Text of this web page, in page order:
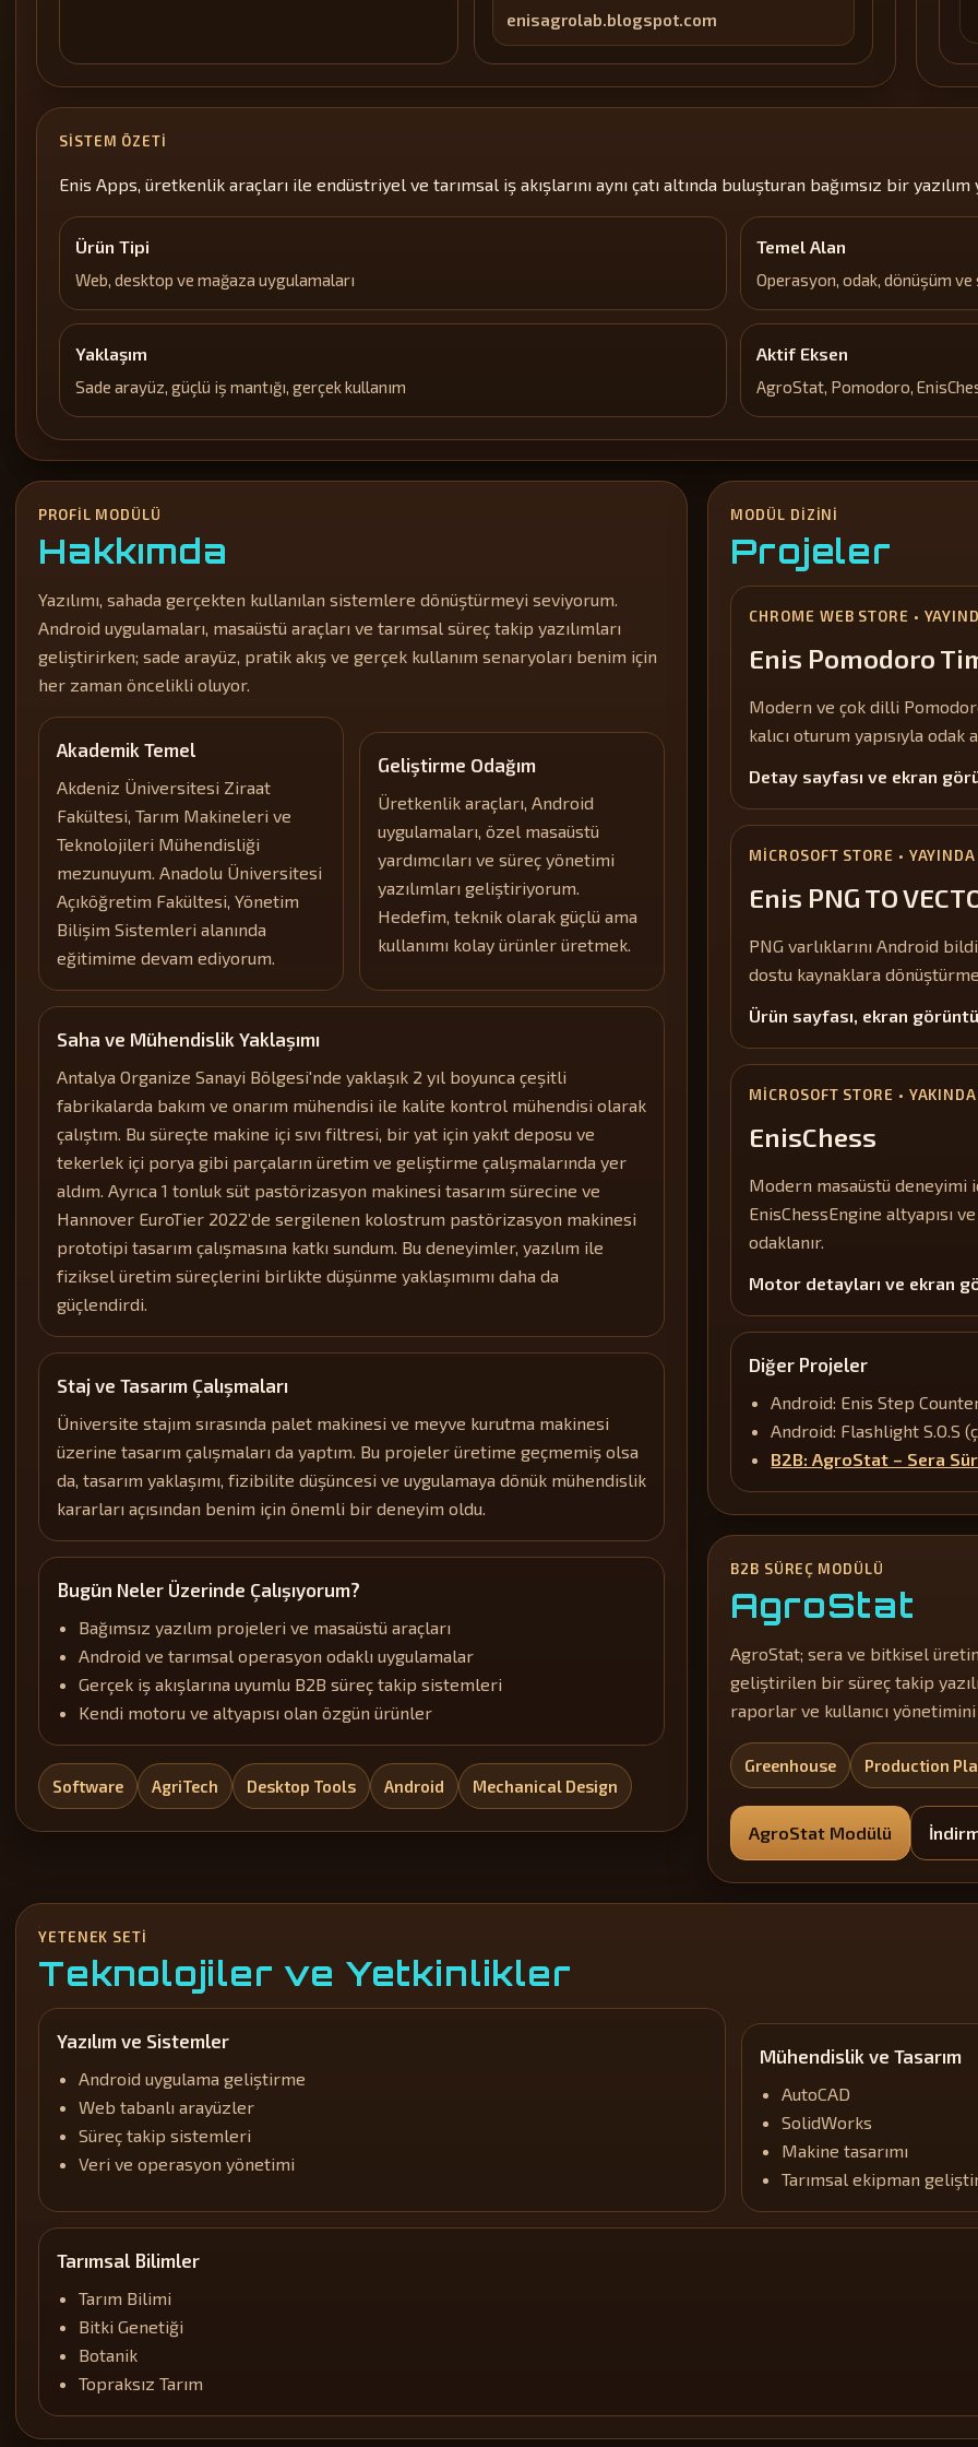
enisagrolab.blogspot.com
SISTEM ÖZETI
Enis Apps, üretkenlik araçları ile endüstriyel ve tarımsal iş akışlarını aynı çatı altında buluşturan bağımsız bir yazılım
Ürün Tipi
Web, desktop ve mağaza uygulamaları
Temel Alan
Operasyon, odak, dönüşüm
Yaklaşım
Sade arayüz, güçlü iş mantığı, gerçek kullanım
Aktif Eksen
AgroStat, Pomodoro,
PROFIL MODÜLÜ
Hakkımda
Yazılımı, sahada gerçekten kullanılan sistemlere dönüştürmeyi seviyorum.
Android uygulamaları, masaüstü araçları ve tarımsal süreç takip yazılımları
geliştirirken; sade arayüz, pratik akış ve gerçek kullanım senaryoları benim için
her zaman öncelikli oluyor.
Akademik Temel
Akdeniz Üniversitesi Ziraat
Fakültesi, Tarım Makineleri ve
Teknolojileri Mühendisliği
mezunuyum. Anadolu Üniversitesi
Açıköğretim Fakültesi, Yönetim
Bilişim Sistemleri alanında
eğitimime devam ediyorum.
Geliştirme Odağım
Üretkenlik araçları, Android
uygulamaları, özel masaüstü
yardımcıları ve süreç yönetimi
yazılımları geliştiriyorum.
Hedefim, teknik olarak güçlü ama
kullanımı kolay ürünler üretmek.
Saha ve Mühendislik Yaklaşımı
Antalya Organize Sanayi Bölgesi'nde yaklaşık 2 yıl boyunca çeşitli
fabrikalarda bakım ve onarım mühendisi ile kalite kontrol mühendisi olarak
çalıştım. Bu süreçte makine içi sıvı filtresi, bir yat için yakıt deposu ve
tekerlek içi porya gibi parçaların üretim ve geliştirme çalışmalarında yer
aldım. Ayrıca 1 tonluk süt pastörizasyon makinesi tasarım sürecine ve
Hannover EuroTier 2022’de sergilenen kolostrum pastörizasyon makinesi
prototipi tasarım çalışmasına katkı sundum. Bu deneyimler, yazılım ile
fiziksel üretim süreçlerini birlikte düşünme yaklaşımımı daha da
güçlendirdi.
Staj ve Tasarım Çalışmaları
Üniversite stajım sırasında palet makinesi ve meyve kurutma makinesi
üzerine tasarım çalışmaları da yaptım. Bu projeler üretime geçmemiş olsa
da, tasarım yaklaşımı, fizibilite düşüncesi ve uygulamaya dönük mühendislik
kararları açısından benim için önemli bir deneyim oldu.
Bugün Neler Üzerinde Çalışıyorum?
Bağımsız yazılım projeleri ve masaüstü araçları
Android ve tarımsal operasyon odaklı uygulamalar
Gerçek iş akışlarına uyumlu B2B süreç takip sistemleri
Kendi motoru ve altyapısı olan özgün ürünler
Software AgriTech Desktop Tools Android Mechanical Design
MODÜL DIZINI
Projeler
CHROME WEB STORE •
Enis Pomodoro
Modern ve çok dilli
kalıcı oturum yapısıyla odak
Detay sayfası ve ekran
MICROSOFT STORE • YAYINDA
Enis PNG TO
PNG varlıklarını Android
dostu kaynaklara
Ürün sayfası, ekran
MICROSOFT STORE • YAKINDA
EnisChess
Modern masaüstü deneyimi
EnisChessEngine altyapısı
odaklanır.
Motor detayları ve ekran
Diğer Projeler
Android: Enis Step
Android: Flashlight S.O.S
B2B: AgroStat – Sera
B2B SÜREÇ MODÜLÜ
AgroStat
AgroStat; sera ve bitkisel
geliştirilen bir süreç takip
raporlar ve kullanıcı
Greenhouse Production
AgroStat Modülü
YETENEK SETI
Teknolojiler ve Yetkinlikler
Yazılım ve Sistemler
Android uygulama geliştirme
Web tabanlı arayüzler
Süreç takip sistemleri
Veri ve operasyon yönetimi
Mühendislik ve Tasarım
AutoCAD
SolidWorks
Makine tasarımı
Tarımsal ekipman
Tarımsal Bilimler
Tarım Bilimi
Bitki Genetiği
Botanik
Topraksız Tarım